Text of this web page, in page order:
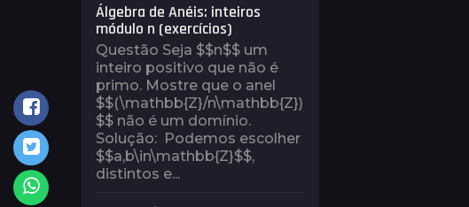
Álgebra de Anéis: inteiros
módulo n (exercícios)
Questão Seja $$n$$ um
inteiro positivo que não é
primo. Mostre que o anel
$$(\mathbb{Z}/n\mathbb{Z})
$$ não é um domínio.
Solução: Podemos escolher
$$a,b\in\mathbb{Z}$$,
distintos e...